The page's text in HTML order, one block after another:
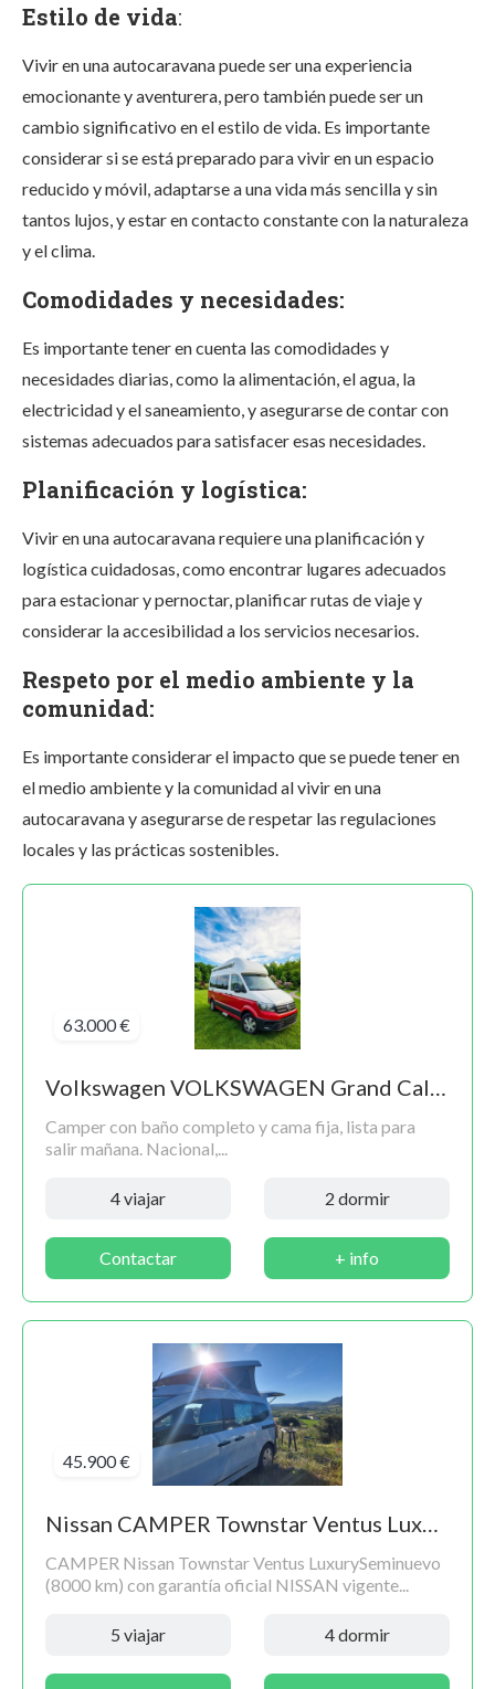
Estilo de vida:
Vivir en una autocaravana puede ser una experiencia
emocionante y aventurera, pero también puede ser un
cambio significativo en el estilo de vida. Es importante
considerar si se está preparado para vivir en un espacio
reducido y móvil, adaptarse a una vida más sencilla y sin
tantos lujos, y estar en contacto constante con la naturaleza
y el clima.
Comodidades y necesidades:
Es importante tener en cuenta las comodidades y
necesidades diarias, como la alimentación, el agua, la
electricidad y el saneamiento, y asegurarse de contar con
sistemas adecuados para satisfacer esas necesidades.
Planificación y logística:
Vivir en una autocaravana requiere una planificación y
logística cuidadosas, como encontrar lugares adecuados
para estacionar y pernoctar, planificar rutas de viaje y
considerar la accesibilidad a los servicios necesarios.
Respeto por el medio ambiente y la
comunidad:
Es importante considerar el impacto que se puede tener en
el medio ambiente y la comunidad al vivir en una
autocaravana y asegurarse de respetar las regulaciones
locales y las prácticas sostenibles.
63.000 €
Camper con baño completo y cama fija, lista para
salir mañana. Nacional,...
4 viajar 2 dormir
Contactar + info
45.900 €
CAMPER Nissan Townstar Ventus LuxurySeminuevo
(8000 km) con garantía oficial NISSAN vigente...
5 viajar 4 dormir